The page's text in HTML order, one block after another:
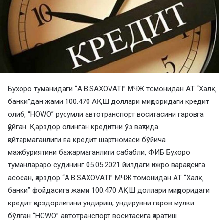
Бухоро туманидаги “A.B.SAXOVATI” МЧЖ томонидан АТ “Халқ
банки”дан жами 100.470 АҚШ доллари миқдоридаги кредит
олиб, “HOWO” русумли автотранспорт воситасини гаровга
қўйган. Қарздор олинган кредитни ўз вақтида
қайтармаганлиги ва кредит шартномаси бўйича
мажбуриятини бажармаганлиги сабабли, ФИБ Бухоро
туманлараро судининг 05.05.2021 йилдаги ижро варақасига
асосан, қарздор “A.B.SAXOVATI” МЧЖ томонидан АТ “Халқ
банки” фойдасига жами 100.470 АҚШ доллари миқдоридаги
кредит қарздорлигини ундириш, ундирувни гаров мулки
бўлган “HOWO” автотранспорт воситасига қаратиш